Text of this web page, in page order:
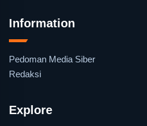
Information
Pedoman Media Siber
Redaksi
Explore